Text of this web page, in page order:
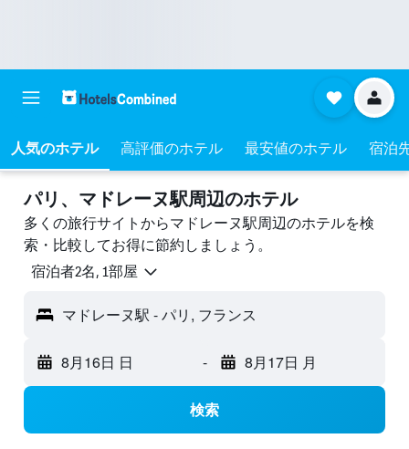
人気のホテル 高評価のホテル 最安値のホテル 宿泊
パリ​、マドレーヌ駅周辺のホテル
多くの旅行サイトからマドレーヌ駅周辺のホテルを検
索・比較してお得に節約しましょう。
宿泊者2名, 1​部屋
マドレーヌ駅 - パリ, フランス
8月16日 日 - 8月17日 月
検索